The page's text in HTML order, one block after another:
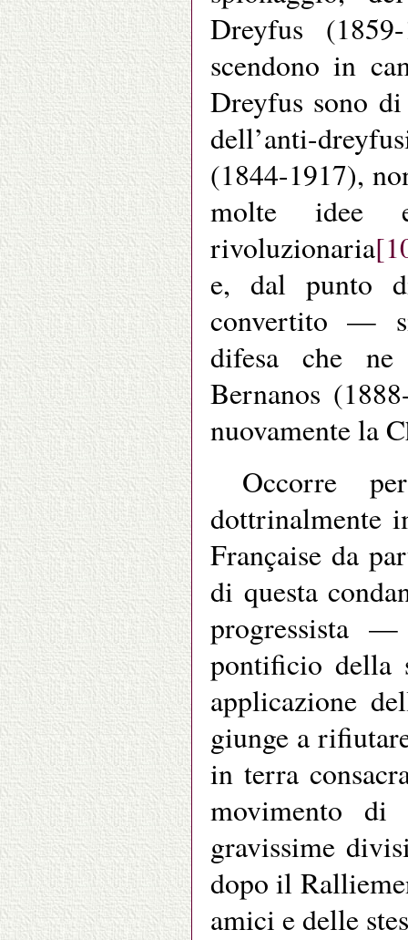
Dreyfus
scendono in
Dreyfus sono
dell’anti-
(1844-1917),
molte idee
rivoluzionaria
e, dal punto
convertito —
difesa che
Bernanos
nuovamente la
Occorre
dottrinalmente
Française da
di questa
progressista
pontificio della
applicazione
giunge a
in terra
movimento di
gravissime
dopo il
amici e delle